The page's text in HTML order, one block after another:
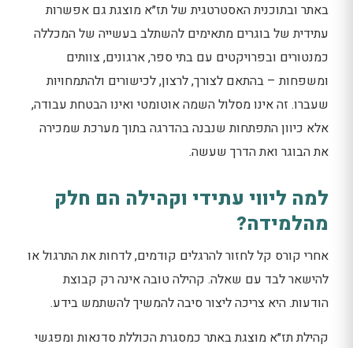
באתר ובתוכנית האסטרטגית של תז״א מוצגת גם אפשרות
עתידית של בוגרים מתאימים להשתלב בעשייה של המכללה
כמנטורים ובפרויקטים עם בתי ספר, ארגונים, צוותים
ומשפחות – בהתאם לצורך, לרצון, לכישורים ולהתמחויות
שעברו. זה אינו מסלול השמה אוטומטי ואינו הבטחת עבודה,
אלא כיוון התפתחות שנבנה בהדרגה בתוך מערכת שמכירה
את הבוגר ואת הדרך שעשה.
למה ליווי עתידי וקהילה הם חלק
מהלמידה?
אחרי קורס קל לחזור להרגלים קודמים, לדחות את התרגול או
להישאר לבד עם שאלה. קהילה טובה אינה רק קבוצת
הודעות. היא צריכה ליצור סיבה להמשיך להשתמש בידע.
קהילת תז״א מוצגת באתר כמסגרת הכוללת סדנאות ומפגשי